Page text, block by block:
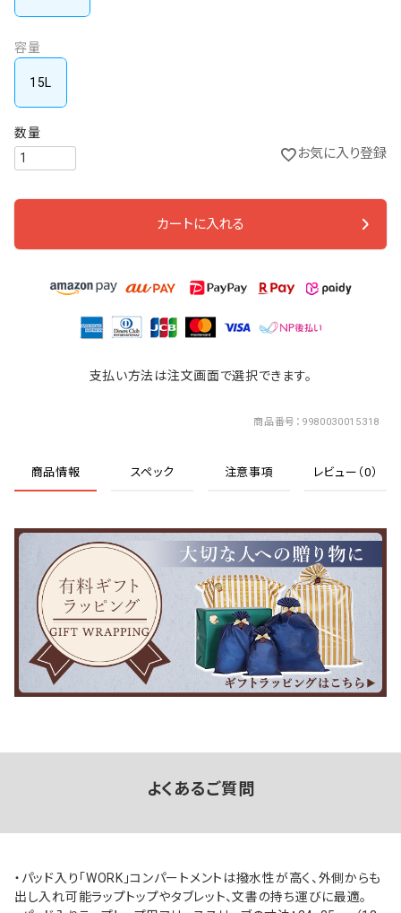
容量
15L
お気に入り登録
カートに入れる
支払い方法は注文画面で選択できます。
商品番号 9980030015318
商品情報 スペック 注意事項 レビュー（0）
よくあるご質問
・パッド入り「WORK」コンパートメントは撥水性が高く、外側からも
出し入れ可能ラップトップやタブレット、文書の持ち運びに最適。